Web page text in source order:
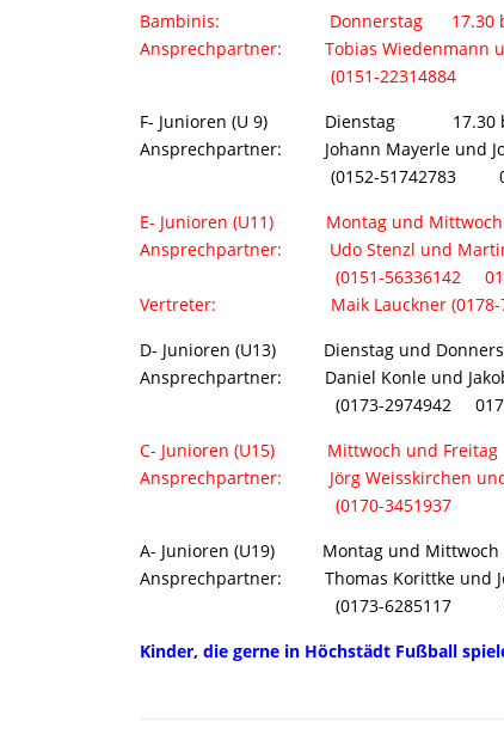
Bambinis: Donnerstag 17.30 bis
Ansprechpartner: Tobias Wiedenmann
(0151-22314884
F- Junioren (U 9) Dienstag 17.30
Ansprechpartner: Johann Mayerle und
(0152-51742783 0152-
E- Junioren (U11) Montag und
Ansprechpartner: Udo Stenzl und
(0151-56336142 0176-
Vertreter: Maik Lauckner (0178-
D- Junioren (U13) Dienstag und
Ansprechpartner: Daniel Konle und
(0173-2974942 0170-
C- Junioren (U15) Mittwoch und
Ansprechpartner: Jörg Weisskirchen und
(0170-3451937 0172-
A- Junioren (U19) Montag und
Ansprechpartner: Thomas Korittke und
(0173-6285117 0152-
Kinder, die gerne in Höchstädt Fußball